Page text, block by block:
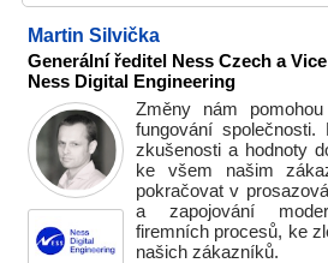
Martin Silvička
Generální ředitel Ness Czech a
Ness Digital Engineering
Změny nám
fungování
zkušenosti a hodnoty
ke všem našim
pokračovat v
a zapojování
firemních procesů, ke
našich zákazníků.